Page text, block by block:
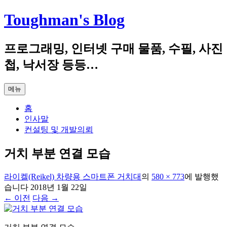
컨
텐
로
건
너
기
Toughman's Blog
프로그래밍, 인터넷 구매 물품, 수필, 사진
첩, 낙서장 등등…
메뉴
홈
인사말
컨설팅 및 개발의뢰
거치 부분 연결 모습
라이켈(Reikel) 차량용 스마트폰 거치대 의 580 × 773에 발행했
습니다 2018년 1월 22일
← 이전 다음 →